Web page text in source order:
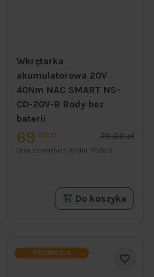
Wkrętarka
akumulatorowa 20V
40Nm NAC SMART NS-
CD-20V-B Body bez
baterii
69 99zł 79,00 zł
Cena z ostatnich 30 dni: 79,00 zł
Do koszyka
PROMOCJA